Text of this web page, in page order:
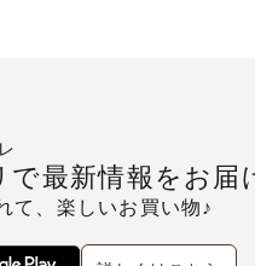
最新情報をお届
て、楽しいお買い物♪